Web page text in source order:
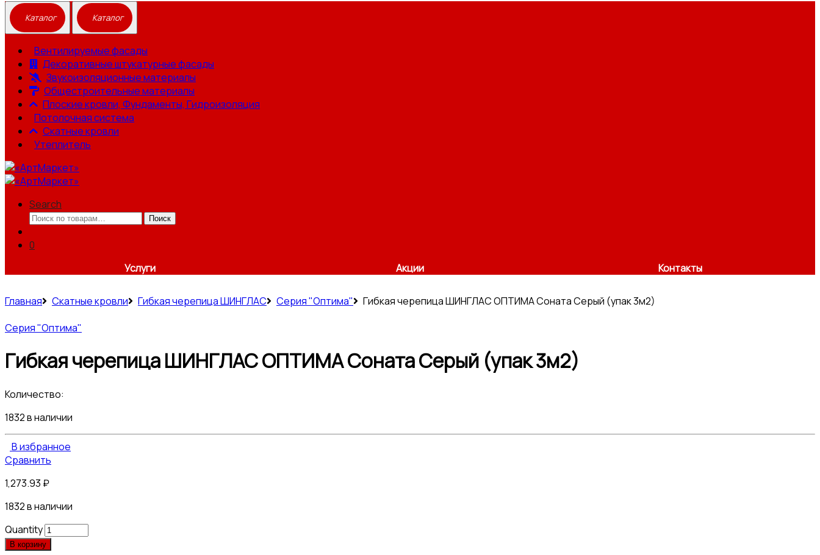
Вентилируемые фасады
Декоративные штукатурные фасады
Звукоизоляционные материалы
Общестроительные материалы
Плоские кровли, Фундаменты, Гидроизоляция
Потолочная система
Скатные кровли
Утеплитель
Search
Искать:
Поиск
0
Услуги
Акции Контакты
Главная Скатные кровли Гибкая черепица ШИНГЛАС Серия "Оптима"
Гибкая черепица ШИНГЛАС ОПТИМА Соната Серый (упак 3м2)
Серия "Оптима"
Гибкая черепица ШИНГЛАС ОПТИМА Соната Серый (упак 3м2)
Количество:
1832 в наличии
В избранное
Сравнить
1,273.93 ₽
1832 в наличии
Quantity
В корзину